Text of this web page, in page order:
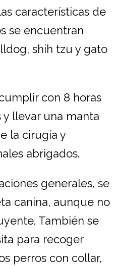
características de
se encuentran
shih tzu y gato
con 8 horas
llevar una manta
la cirugía y
abrigados.
generales, se
canina, aunque no
También se
para recoger
perros con collar,